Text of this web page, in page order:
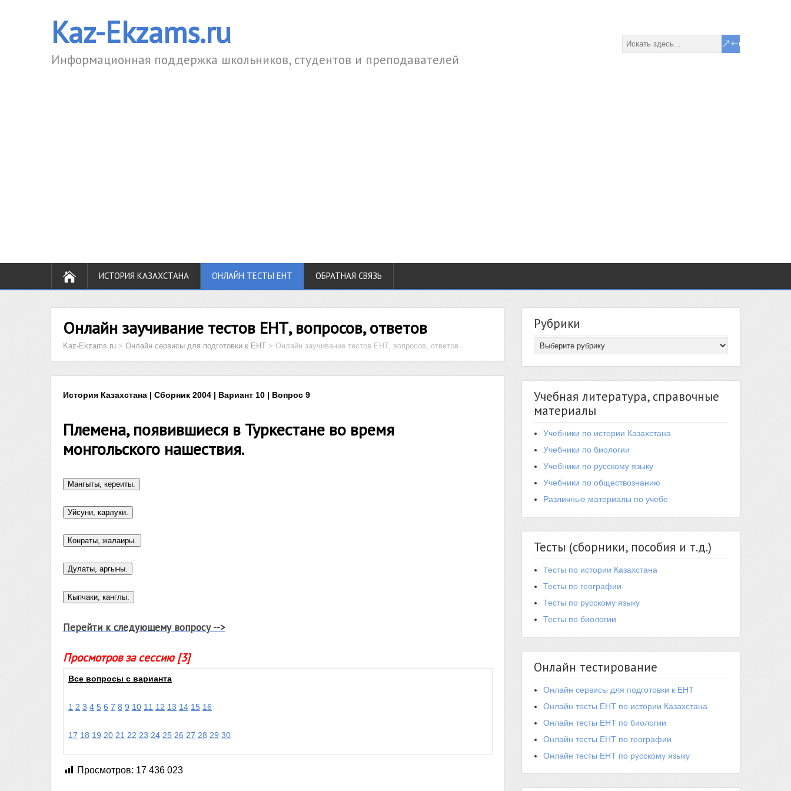
Kaz-Ekzams.ru
Информационная поддержка школьников, студентов и преподавателей
ИСТОРИЯ КАЗАХСТАНА ОНЛАЙН ТЕСТЫ ЕНТ ОБРАТНАЯ СВЯЗЬ
Онлайн заучивание тестов ЕНТ, вопросов, ответов
Kaz-Ekzams.ru > Онлайн сервисы для подготовки к ЕНТ > Онлайн заучивание тестов ЕНТ, вопросов, ответов
История Казахстана | Сборник 2004 | Вариант 10 | Вопрос 9
Племена, появившиеся в Туркестане во время
монгольского нашествия.
Перейти к следующему вопросу -->
Просмотров за сессию [3]
Все вопросы с варианта
1 2 3 4 5 6 7 8 9 10 11 12 13 14 15 16
17 18 19 20 21 22 23 24 25 26 27 28 29 30
Просмотров: 17 436 023
Рубрики
Учебная литература, справочные
материалы
Учебники по истории Казахстана
Учебники по биологии
Учебники по русскому языку
Учебники по обществознанию
Различные материалы по учебе
Тесты (сборники, пособия и т.д.)
Тесты по истории Казахстана
Тесты по географии
Тесты по русскому языку
Тесты по биологии
Онлайн тестирование
Онлайн сервисы для подготовки к ЕНТ
Онлайн тесты ЕНТ по истории Казахстана
Онлайн тесты ЕНТ по биологии
Онлайн тесты ЕНТ по географии
Онлайн тесты ЕНТ по русскому языку